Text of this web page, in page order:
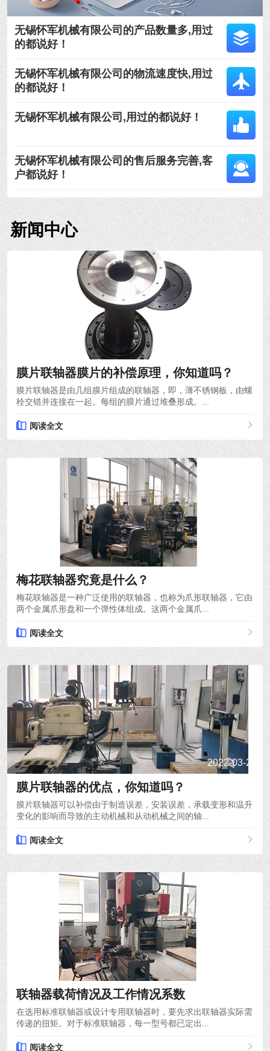
无锡怀军机械有限公司的产品数量多,用过
的都说好！
无锡怀军机械有限公司的物流速度快,用过
的都说好！
无锡怀军机械有限公司,用过的都说好！
无锡怀军机械有限公司的售后服务完善,客
户都说好！
新闻中心
膜片联轴器膜片的补偿原理，你知道吗？
膜片联轴器是由几组膜片组成的联轴器，即，薄不锈钢板，由螺
栓交错并连接在一起。每组的膜片通过堆叠形成。...
阅读全文
梅花联轴器究竟是什么？
梅花联轴器是一种广泛使用的联轴器，也称为爪形联轴器，它由
两个金属爪形盘和一个弹性体组成。这两个金属爪...
阅读全文
2022-03-24
膜片联轴器的优点，你知道吗？
膜片联轴器可以补偿由于制造误差，安装误差，承载变形和温升
变化的影响而导致的主动机械和从动机械之间的轴...
阅读全文
联轴器载荷情况及工作情况系数
在选用标准联轴器或设计专用联轴器时，要先求出联轴器实际需
传递的扭矩。对于标准联轴器，每一型号都已定出...
阅读全文